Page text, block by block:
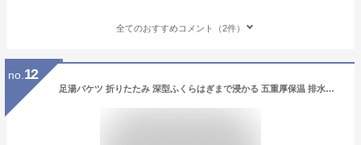
全てのおすすめコメント（2件）
no. 12
足湯バケツ 折りたたみ 深型ふくらはぎまで浸かる 五重厚保温 排水口付き 家庭用携帯フットバス多目的足浴バケツ